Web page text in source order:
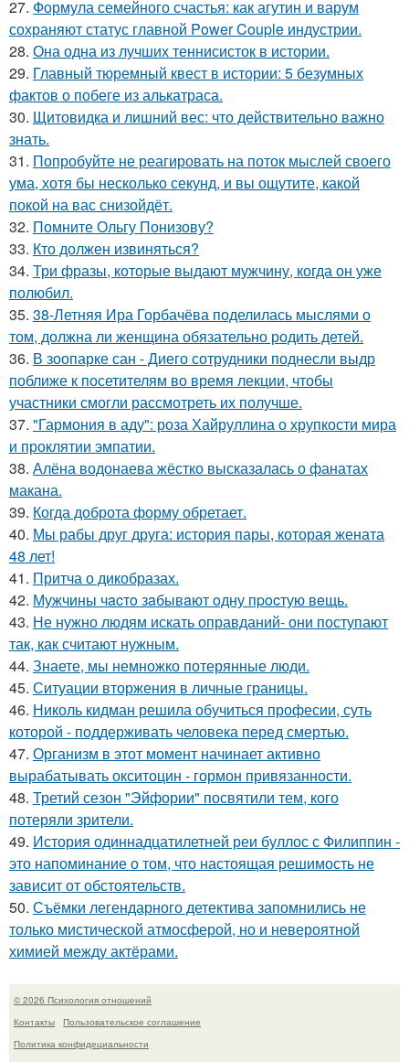
27. Формула семейного счастья: как агутин и варум
сохраняют статус главной Power Couple индустрии.
28. Она одна из лучших теннисисток в истории.
29. Главный тюремный квест в истории: 5 безумных
фактов о побеге из алькатраса.
30. Щитовидка и лишний вес: что действительно важно
знать.
31. Попробуйте не реагировать на поток мыслей своего
ума, хотя бы несколько секунд, и вы ощутите, какой
покой на вас снизойдёт.
32. Помните Ольгу Понизову?
33. Кто должен извиняться?
34. Три фразы, которые выдают мужчину, когда он уже
полюбил.
35. 38-Летняя Ира Горбачёва поделилась мыслями о
том, должна ли женщина обязательно родить детей.
36. В зоопарке сан - Диего сотрудники поднесли выдр
поближе к посетителям во время лекции, чтобы
участники смогли рассмотреть их получше.
37. "Гармония в аду": роза Хайруллина о хрупкости мира
и проклятии эмпатии.
38. Алёна водонаева жёстко высказалась о фанатах
макана.
39. Когда доброта форму обретает.
40. Мы рабы друг друга: история пары, которая жената
48 лет!
41. Притча о дикобразах.
42. Мужчины чacтo зaбывaют oдну пpocтую вeщь.
43. Не нужно людям искать оправданий- они поступают
так, как считают нужным.
44. Знаете, мы немножко потерянные люди.
45. Ситуации вторжения в личные границы.
46. Николь кидман решила обучиться професии, суть
которой - поддерживать человека перед смертью.
47. Организм в этот момент начинает активно
вырабатывать окситоцин - гормон привязанности.
48. Третий сезон "Эйфории" посвятили тем, кого
потеряли зрители.
49. История одиннадцатилетней реи буллос с Филиппин -
это напоминание о том, что настоящая решимость не
зависит от обстоятельств.
50. Съёмки легендарного детектива запомнились не
только мистической атмосферой, но и невероятной
химией между актёрами.
© 2026 Психология отношений
Контакты
Пользовательское соглашение
Политика конфидециальности